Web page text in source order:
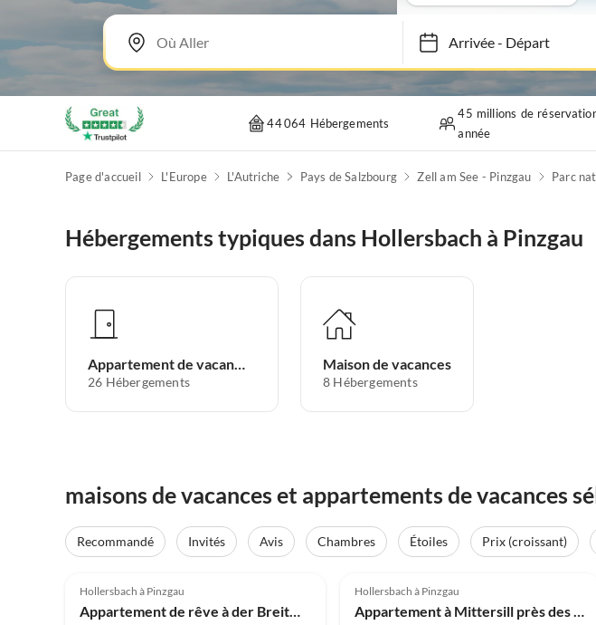
Arrivée-Départ
44 064 Hébergements
45 millions de
année
Page d'accueil L'Europe L'Autriche Pays de Salzbourg Zell am See - Pinzgau Parc
Hébergements typiques dans Hollersbach à Pinzgau
Appartement de vacances
26 Hébergements
Maison de vacances
8 Hébergements
maisons de vacances et appartements de vacances
Recommandé Invités Avis Chambres Étoiles Prix (croissant)
Hollersbach à Pinzgau
Appartement de rêve à der Breitmoosalm dans des Alpes de Kitzbühel
Hollersbach à Pinzgau
Appartement à Mittersill près des remontées mécaniques